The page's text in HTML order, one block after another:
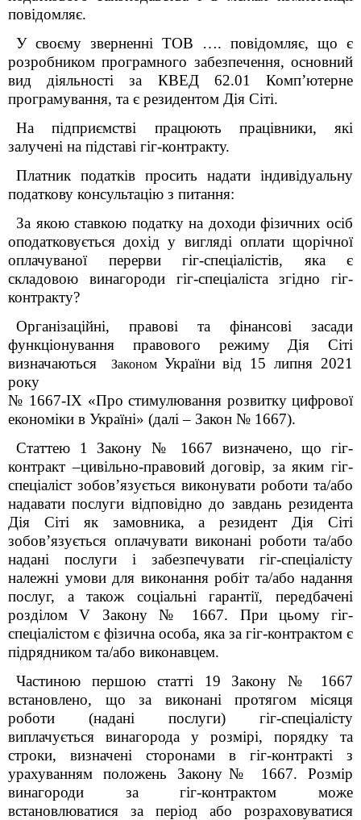
повідомляє.
У своєму зверненні ТОВ …. повідомляє, що є
розробником програмного забезпечення, основний
вид діяльності за КВЕД 62.01 Комп’ютерне
програмування, та є резидентом Дія Сіті.
На підприємстві працюють працівники, які
залучені на підставі гіг-контракту.
Платник податків просить надати індивідуальну
податкову консультацію з питання:
За якою ставкою податку на доходи фізичних осіб
оподатковується дохід у вигляді оплати щорічної
оплачуваної перерви гіг-спеціалістів, яка є
складовою винагороди гіг-спеціаліста згідно гіг-
контракту?
Організаційні, правові та фінансові засади
функціонування правового режиму Дія Сіті
визначаються Законом України від 15 липня 2021
року
№ 1667-IX «Про стимулювання розвитку цифрової
економіки в Україні» (далі – Закон № 1667).
Статтею 1 Закону № 1667 визначено, що гіг-
контракт –цивільно-правовий договір, за яким гіг-
спеціаліст зобов’язується виконувати роботи та/або
надавати послуги відповідно до завдань резидента
Дія Сіті як замовника, а резидент Дія Сіті
зобов’язується оплачувати виконані роботи та/або
надані послуги і забезпечувати гіг-спеціалісту
належні умови для виконання робіт та/або надання
послуг, а також соціальні гарантії, передбачені
розділом V Закону № 1667. При цьому гіг-
спеціалістом є фізична особа, яка за гіг-контрактом є
підрядником та/або виконавцем.
Частиною першою статті 19 Закону № 1667
встановлено, що за виконані протягом місяця
роботи (надані послуги) гіг-спеціалісту
виплачується винагорода у розмірі, порядку та
строки, визначені сторонами в гіг-контракті з
урахуванням положень Закону№ 1667. Розмір
винагороди за гіг-контрактом може
встановлюватися за період або розраховуватися